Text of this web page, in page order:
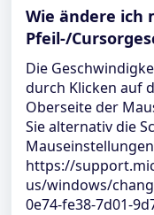
Wie ändere ich
Pfeil-/
Die
durch Klicken auf
Oberseite der
Sie alternativ die
Mauseinstellungen
https://
us/windows/
0e74-fe38-7d01-